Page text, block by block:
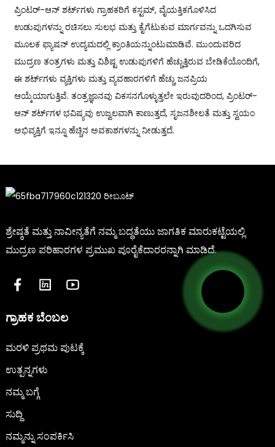
ಪ್ರಿಂಟರ್-ಆನ್ ಶರ್ಟ್‌ಗಳು ಗ್ರಾಹಕರಿಗೆ ಕಸ್ಟಮ್, ವೈಯಕ್ತಿಕಗೊಳಿಸಿದ
ಉಡುಪುಗಳನ್ನು ರಚಿಸಲು ಸುಲಭ ಮತ್ತು ಕೈಗೆಟುಕುವ ಮಾರ್ಗವನ್ನು ಒದಗಿಸುವ
ಮೂಲಕ ಫ್ಯಾಷನ್ ಉದ್ಯಮದಲ್ಲಿ ಕ್ರಾಂತಿಯನ್ನುಂಟುಮಾಡಿವೆ. ಮುಂದುವರಿದ
ಮುದ್ರಣ ತಂತ್ರಗಳು ಮತ್ತು ವಿಶಿಷ್ಟ ಉಡುಪುಗಳಿಗೆ ಹೆಚ್ಚುತ್ತಿರುವ ಬೇಡಿಕೆಯೊಂದಿಗೆ,
ಈ ಶರ್ಟ್‌ಗಳು ವ್ಯಕ್ತಿಗಳು ಮತ್ತು ವ್ಯವಹಾರಗಳಿಗೆ ಹೆಚ್ಚು ಜನಪ್ರಿಯ
ಆಯ್ಕೆಯಾಗುತ್ತಿವೆ. ತಂತ್ರಜ್ಞಾನವು ವಿಕಸನಗೊಳ್ಳುತ್ತಲೇ ಇರುವುದರಿಂದ, ಪ್ರಿಂಟರ್-
ಆನ್ ಶರ್ಟ್‌ಗಳ ಭವಿಷ್ಯವು ಉಜ್ವಲವಾಗಿ ಕಾಣುತ್ತದೆ, ಸೃಜನಶೀಲತೆ ಮತ್ತು ಸ್ವಯಂ
ಅಭಿವ್ಯಕ್ತಿಗೆ ಇನ್ನೂ ಹೆಚ್ಚಿನ ಅವಕಾಶಗಳನ್ನು ನೀಡುತ್ತದೆ.
ಶ್ರೇಷ್ಠತೆ ಮತ್ತು ನಾವೀನ್ಯತೆಗೆ ನಮ್ಮ ಬದ್ಧತೆಯು ಜಾಗತಿಕ ಮಾರುಕಟ್ಟೆಯಲ್ಲಿ
ಮುದ್ರಣ ಪರಿಹಾರಗಳ ಪ್ರಮುಖ ಪೂರೈಕೆದಾರರನ್ನಾಗಿ ಮಾಡಿದೆ.
ಗ್ರಾಹಕ ಬೆಂಬಲ
ಮರಳಿ ಪ್ರಥಮ ಪುಟಕ್ಕೆ
ಉತ್ಪನ್ನಗಳು
ನಮ್ಮ ಬಗ್ಗೆ
ಸುದ್ದಿ
ನಮ್ಮನ್ನು ಸಂಪರ್ಕಿಸಿ